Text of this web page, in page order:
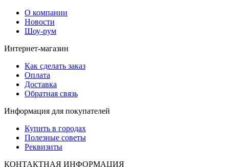
О компании
Новости
Шоу-рум
Интернет-магазин
Как сделать заказ
Оплата
Доставка
Обратная связь
Информация для покупателей
Купить в городах
Полезные советы
Реквизиты
КОНТАКТНАЯ ИНФОРМАЦИЯ